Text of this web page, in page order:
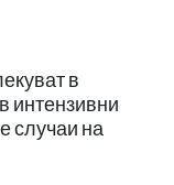
в
интензивни
случаи на